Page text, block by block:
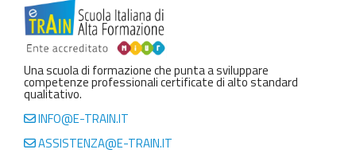
Una scuola di formazione che punta a sviluppare
competenze professionali certificate di alto standard
qualitativo.
INFO@E-TRAIN.IT
ASSISTENZA@E-TRAIN.IT